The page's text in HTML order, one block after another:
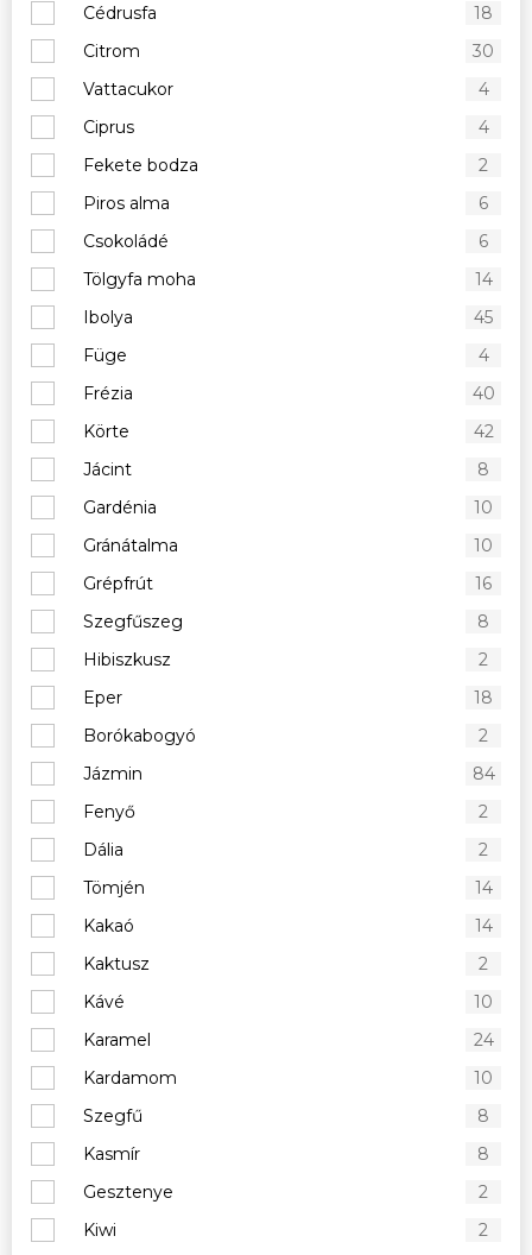
Cédrusfa
18
Citrom
30
Vattacukor
4
Ciprus
4
Fekete bodza
2
Piros alma
6
Csokoládé
6
Tölgyfa moha
14
Ibolya
45
Füge
4
Frézia
40
Körte
42
Jácint
8
Gardénia
10
Gránátalma
10
Grépfrút
16
Szegfűszeg
8
Hibiszkusz
2
Eper
18
Borókabogyó
2
Jázmin
84
Fenyő
2
Dália
2
Tömjén
14
Kakaó
14
Kaktusz
2
Kávé
10
Karamel
24
Kardamom
10
Szegfű
8
Kasmír
8
Gesztenye
2
Kiwi
2